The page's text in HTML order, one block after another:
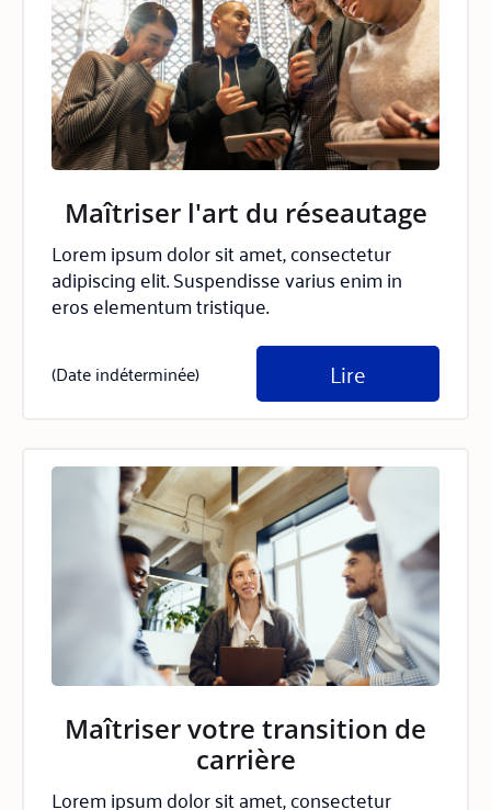
Maîtriser l'art du réseautage
Lorem ipsum dolor sit amet, consectetur
adipiscing elit. Suspendisse varius enim in
eros elementum tristique.
(Date indéterminée) Lire
Maîtriser votre transition de
carrière
Lorem ipsum dolor sit amet, consectetur